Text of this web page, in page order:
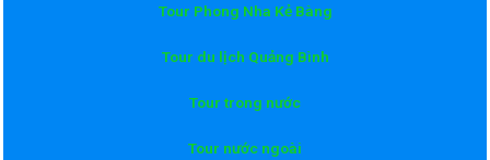
Tour Phong Nha Kẻ Bàng
Tour du lịch Quảng Bình
Tour trong nước
Tour nước ngoài